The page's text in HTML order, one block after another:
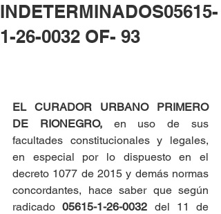
INDETERMINADOS05615-
1-26-0032 OF- 93
EL CURADOR URBANO PRIMERO
DE RIONEGRO, en uso de sus
facultades constitucionales y legales,
en especial por lo dispuesto en el
decreto 1077 de 2015 y demás normas
concordantes, hace saber que según
radicado 05615-1-26-0032 del 11 de